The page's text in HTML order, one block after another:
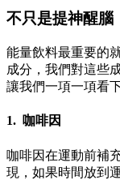
不只是提神醒腦
能量飲料最重要的
成分，我們對這些
讓我們一項一項看
1. 咖啡因
咖啡因在運動前補
現，如果時間放到